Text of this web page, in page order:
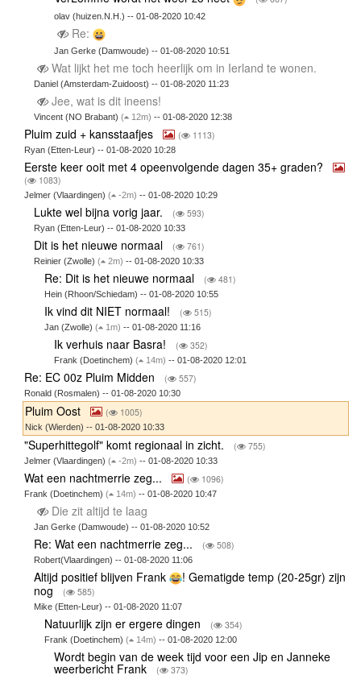
olav (huizen.N.H.) -- 01-08-2020 10:42
Re:
Jan Gerke (Damwoude) -- 01-08-2020 10:51
Wat lijkt het me toch heerlijk om in Ierland te wonen.
Daniel (Amsterdam-Zuidoost) -- 01-08-2020 11:23
Jee, wat is dit ineens!
Vincent (NO Brabant)( 12m) -- 01-08-2020 12:38
Pluim zuid + kansstaafjes ( 1113)
Ryan (Etten-Leur) -- 01-08-2020 10:28
Eerste keer ooit met 4 opeenvolgende dagen 35+ graden?
( 1083)
Jelmer (Vlaardingen) ( -2m) -- 01-08-2020 10:29
Lukte wel bijna vorig jaar. ( 593)
Ryan (Etten-Leur) -- 01-08-2020 10:33
Dit is het nieuwe normaal ( 761)
Reinier (Zwolle)( 2m) -- 01-08-2020 10:33
Re: Dit is het nieuwe normaal ( 481)
Hein (Rhoon/Schiedam) -- 01-08-2020 10:55
Ik vind dit NIET normaal! ( 515)
Jan (Zwolle) ( 1m) -- 01-08-2020 11:16
Ik verhuis naar Basra! ( 352)
Frank (Doetinchem)( 14m) -- 01-08-2020 12:01
Re: EC 00z Pluim Midden ( 557)
Ronald (Rosmalen) -- 01-08-2020 10:30
Pluim Oost ( 1005)
Nick (Wierden) -- 01-08-2020 10:33
"Superhittegolf" komt regionaal in zicht. ( 755)
Jelmer (Vlaardingen) ( -2m) -- 01-08-2020 10:33
Wat een nachtmerrie zeg... ( 1096)
Frank (Doetinchem) ( 14m) -- 01-08-2020 10:47
Die zit altijd te laag
Jan Gerke (Damwoude) -- 01-08-2020 10:52
Re: Wat een nachtmerrie zeg... ( 508)
Robert(Vlaardingen) -- 01-08-2020 11:06
Altijd positief blijven Frank
! Gematigde temp (20-25gr) zijn
nog
( 585)
Mike (Etten-Leur) -- 01-08-2020 11:07
Natuurlijk zijn er ergere dingen ( 354)
Frank (Doetinchem) ( 14m) -- 01-08-2020 12:00
Wordt begin van de week tijd voor een Jip en Janneke
weerbericht Frank ( 373)